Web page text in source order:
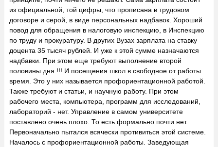
из официальной, той цифры, что прописана в трудовом
договоре и серой, в виде персональных надбавок. Хороший
повод для обращения в налоговую инспекцию, в Инспекцию
по труду и прокуратуру. В других Вузах зарплата на ставку
доцента 35 тысяч рублей. И уже к этой сумме назначаются
надбавки. При этом еще требуют выполнение второй
половины дня !!! И посещения школ в свободное от работы
время. Это у них называется профориентационной работой.
Также требуют и статьи, и научную работу. При этом
рабочего места, компьютера, программ для исследований,
лабораторий - нет. Управление в самом университете
поставлено очень плохо. То есть формально почти нет.
Первоначально пытался всячески противиться этой системе.
Началось с профориентационной работы. Заведующая